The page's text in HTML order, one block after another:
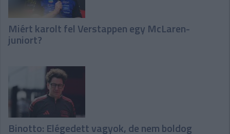
Miért karolt fel Verstappen egy McLaren-
juniort?
Binotto: Elégedett vagyok, de nem boldog